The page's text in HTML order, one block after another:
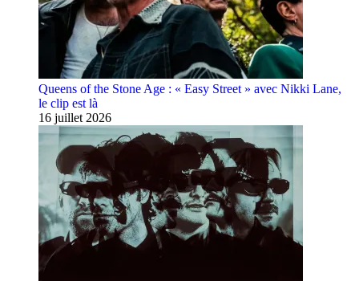
Queens of the Stone Age : « Easy Street » avec Nikki Lane,
le clip est là
16 juillet 2026